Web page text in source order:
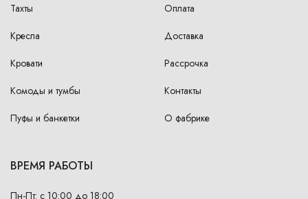
Тахты
Кресла
Кровати
Комоды и тумбы
Пуфы и банкетки
Оплата
Доставка
Рассрочка
Контакты
О фабрике
ВРЕМЯ РАБОТЫ
Пн-Пт: с 10:00 до 18:00